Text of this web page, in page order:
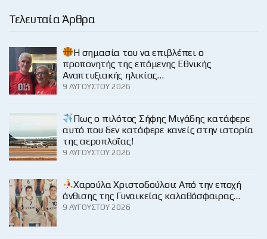
Τελευταία Άρθρα
H σημασία του να επιβλέπει ο
προπονητής της επόμενης Εθνικής
Αναπτυξιακής ηλικίας…
9 ΑΥΓΟΎΣΤΟΥ 2026
Πως ο πιλότος Σήφης Μιγάδης κατάφερε
αυτό που δεν κατάφερε κανείς στην ιστορία
της αεροπλοΐας!
9 ΑΥΓΟΎΣΤΟΥ 2026
Χαρούλα Χριστοδούλου: Από την εποχή
άνθισης της Γυναικείας καλαθόσφαιρας…
9 ΑΥΓΟΎΣΤΟΥ 2026